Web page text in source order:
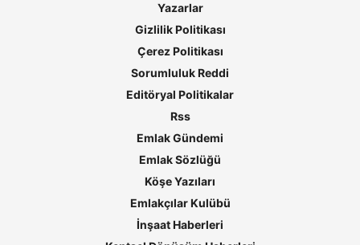
Yazarlar
Gizlilik Politikası
Çerez Politikası
Sorumluluk Reddi
Editöryal Politikalar
Rss
Emlak Gündemi
Emlak Sözlüğü
Köşe Yazıları
Emlakçılar Kulübü
İnşaat Haberleri